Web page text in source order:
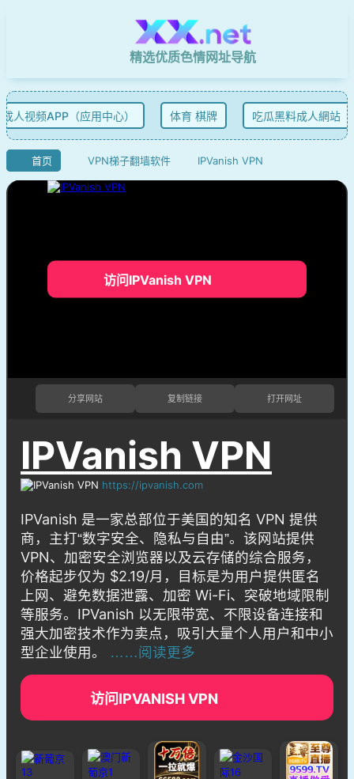
精选优质色情网址导航
成人视频APP（应用中心） 体育 棋牌 吃瓜黑料成人網站
首页 VPN梯子翻墙软件 IPVanish VPN
访问IPVanish VPN
分享网站 复制链接 打开网址
IPVanish VPN
https://ipvanish.com
IPVanish 是一家总部位于美国的知名 VPN 提供
商，主打“数字安全、隐私与自由”。该网站提供
VPN、加密安全浏览器以及云存储的综合服务，
价格起步仅为 $2.19/月，目标是为用户提供匿名
上网、避免数据泄露、加密 Wi-Fi、突破地域限制
等服务。IPVanish 以无限带宽、不限设备连接和
强大加密技术作为卖点，吸引大量个人用户和中小
型企业使用。 ……阅读更多
访问IPVANISH VPN